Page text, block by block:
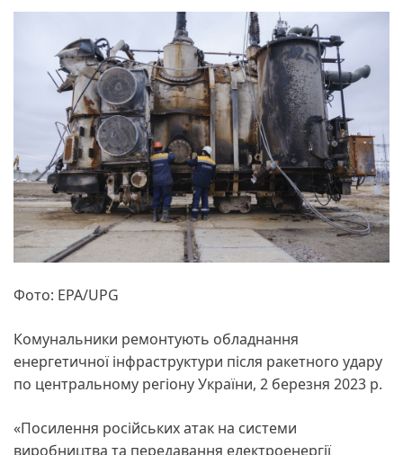
Фото: EPA/UPG
Комунальники ремонтують обладнання
енергетичної інфраструктури після ракетного удару
по центральному регіону України, 2 березня 2023 р.
«Посилення російських атак на системи
виробництва та передавання електроенергії